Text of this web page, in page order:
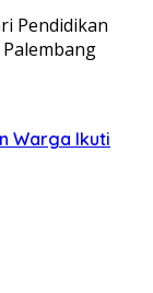
Pendidikan
Warga Ikuti